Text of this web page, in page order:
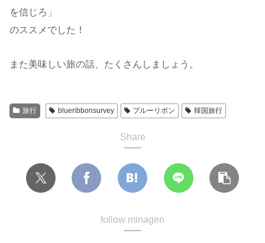
を信じろ」
のススメでした！
また美味しい旅の話、たくさんしましょう。
旅行 blueribbonsurvey ブルーリボン 韓国旅行
Share
follow minagen